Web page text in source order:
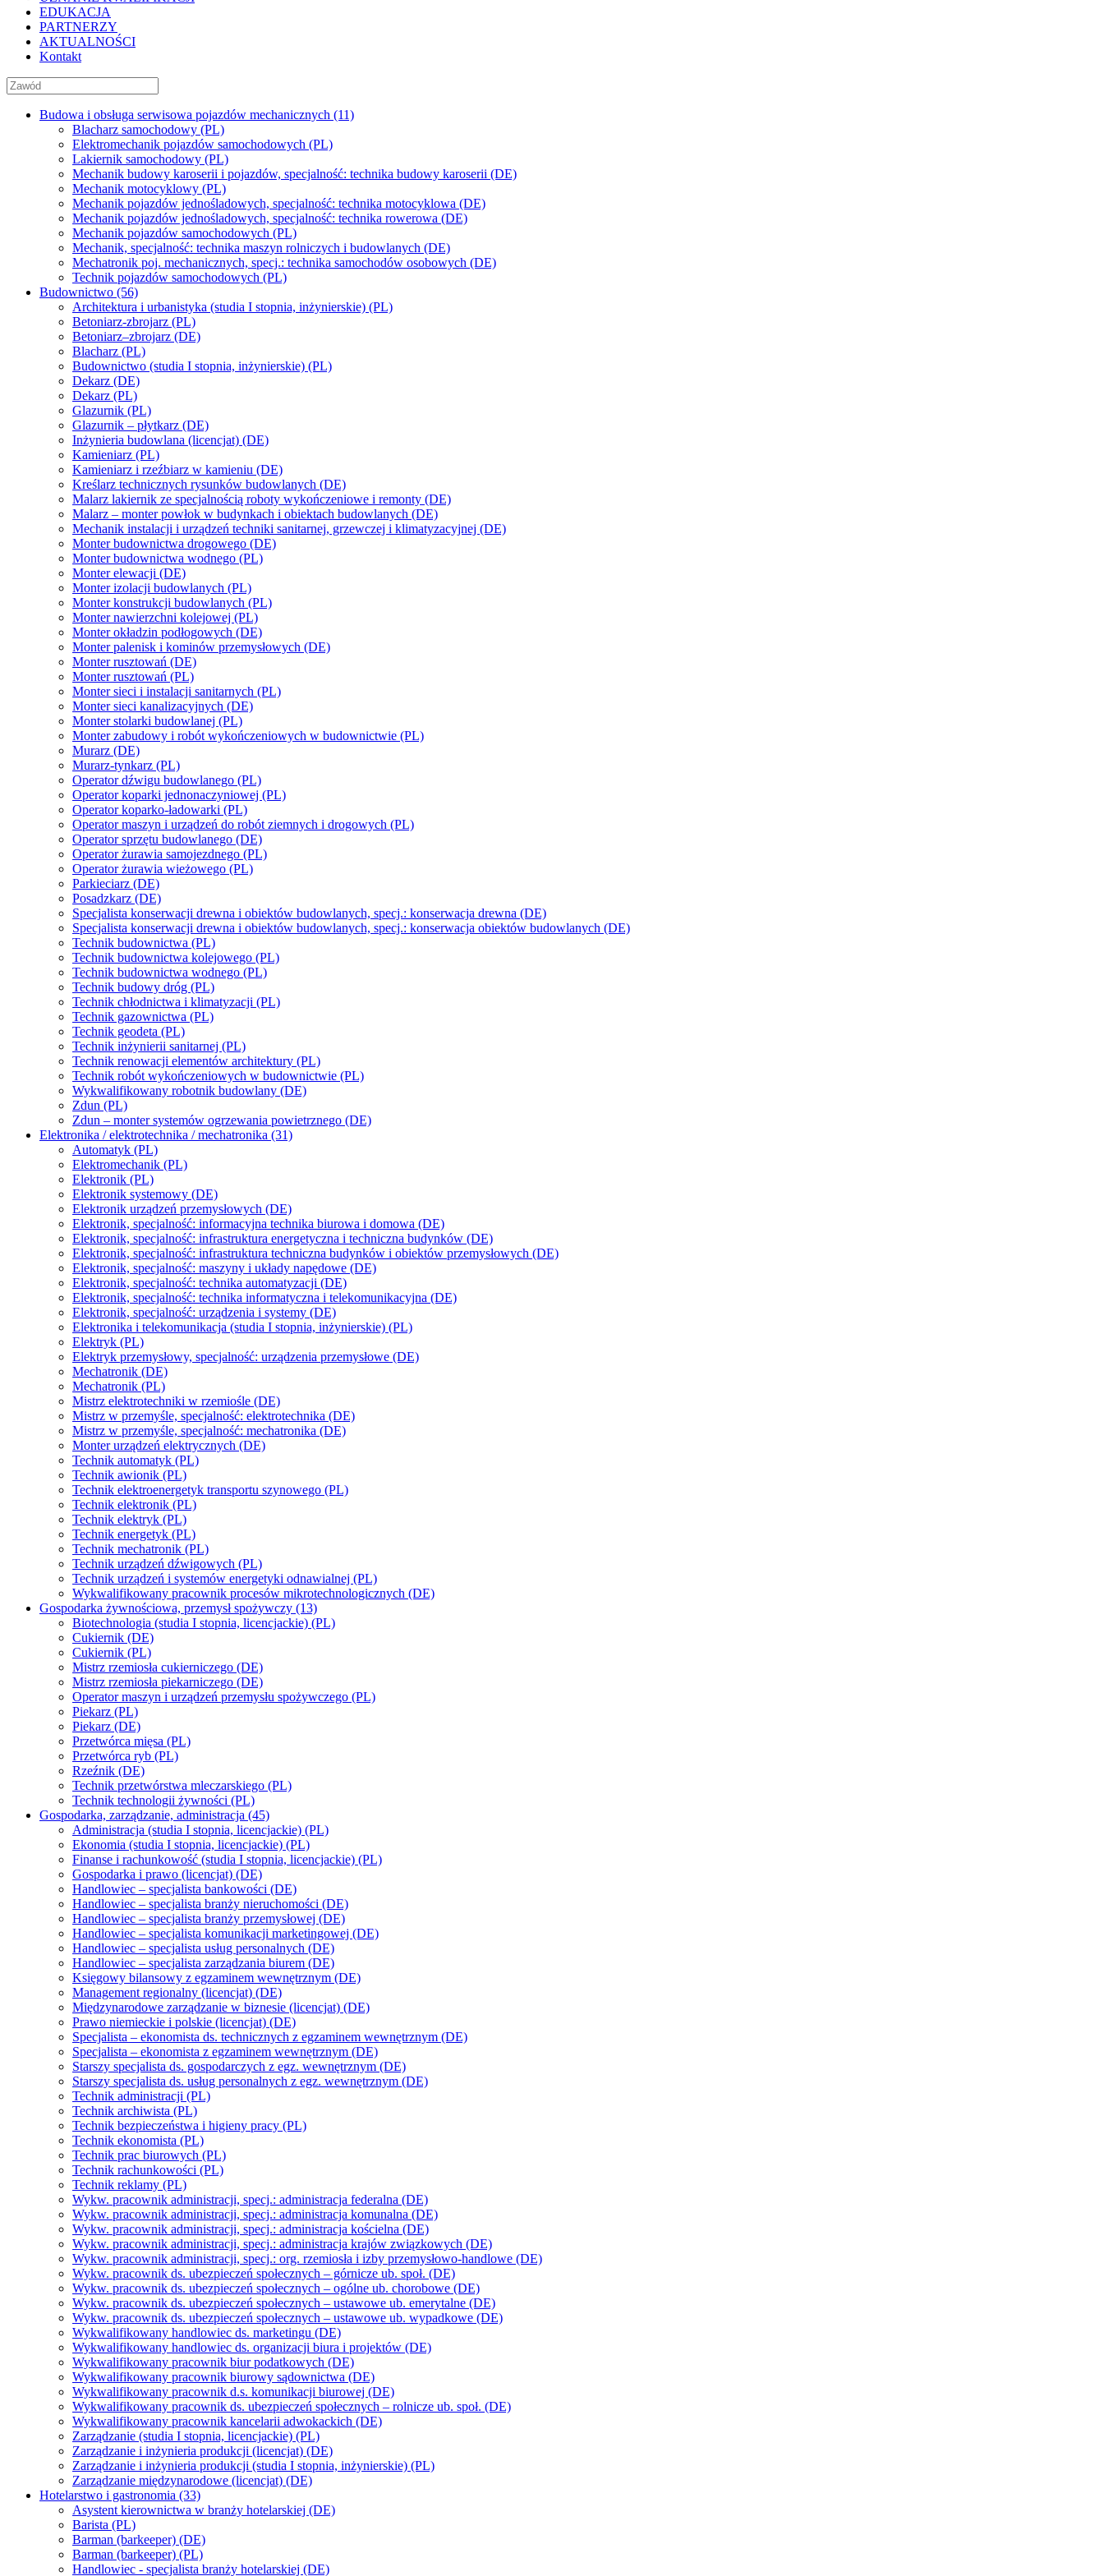
EDUKACJA
PARTNERZY
AKTUALNOŚCI
Kontakt
Budowa i obsługa serwisowa pojazdów mechanicznych (11)
Blacharz samochodowy (PL)
Elektromechanik pojazdów samochodowych (PL)
Lakiernik samochodowy (PL)
Mechanik budowy karoserii i pojazdów, specjalność: technika budowy karoserii (DE)
Mechanik motocyklowy (PL)
Mechanik pojazdów jednośladowych, specjalność: technika motocyklowa (DE)
Mechanik pojazdów jednośladowych, specjalność: technika rowerowa (DE)
Mechanik pojazdów samochodowych (PL)
Mechanik, specjalność: technika maszyn rolniczych i budowlanych (DE)
Mechatronik poj. mechanicznych, specj.: technika samochodów osobowych (DE)
Technik pojazdów samochodowych (PL)
Budownictwo (56)
Architektura i urbanistyka (studia I stopnia, inżynierskie) (PL)
Betoniarz-zbrojarz (PL)
Betoniarz–zbrojarz (DE)
Blacharz (PL)
Budownictwo (studia I stopnia, inżynierskie) (PL)
Dekarz (DE)
Dekarz (PL)
Glazurnik (PL)
Glazurnik – płytkarz (DE)
Inżynieria budowlana (licencjat) (DE)
Kamieniarz (PL)
Kamieniarz i rzeźbiarz w kamieniu (DE)
Kreślarz technicznych rysunków budowlanych (DE)
Malarz lakiernik ze specjalnością roboty wykończeniowe i remonty (DE)
Malarz – monter powłok w budynkach i obiektach budowlanych (DE)
Mechanik instalacji i urządzeń techniki sanitarnej, grzewczej i klimatyzacyjnej (DE)
Monter budownictwa drogowego (DE)
Monter budownictwa wodnego (PL)
Monter elewacji (DE)
Monter izolacji budowlanych (PL)
Monter konstrukcji budowlanych (PL)
Monter nawierzchni kolejowej (PL)
Monter okładzin podłogowych (DE)
Monter palenisk i kominów przemysłowych (DE)
Monter rusztowań (DE)
Monter rusztowań (PL)
Monter sieci i instalacji sanitarnych (PL)
Monter sieci kanalizacyjnych (DE)
Monter stolarki budowlanej (PL)
Monter zabudowy i robót wykończeniowych w budownictwie (PL)
Murarz (DE)
Murarz-tynkarz (PL)
Operator dźwigu budowlanego (PL)
Operator koparki jednonaczyniowej (PL)
Operator koparko-ładowarki (PL)
Operator maszyn i urządzeń do robót ziemnych i drogowych (PL)
Operator sprzętu budowlanego (DE)
Operator żurawia samojezdnego (PL)
Operator żurawia wieżowego (PL)
Parkieciarz (DE)
Posadzkarz (DE)
Specjalista konserwacji drewna i obiektów budowlanych, specj.: konserwacja drewna (DE)
Specjalista konserwacji drewna i obiektów budowlanych, specj.: konserwacja obiektów budowlanych (DE)
Technik budownictwa (PL)
Technik budownictwa kolejowego (PL)
Technik budownictwa wodnego (PL)
Technik budowy dróg (PL)
Technik chłodnictwa i klimatyzacji (PL)
Technik gazownictwa (PL)
Technik geodeta (PL)
Technik inżynierii sanitarnej (PL)
Technik renowacji elementów architektury (PL)
Technik robót wykończeniowych w budownictwie (PL)
Wykwalifikowany robotnik budowlany (DE)
Zdun (PL)
Zdun – monter systemów ogrzewania powietrznego (DE)
Elektronika / elektrotechnika / mechatronika (31)
Automatyk (PL)
Elektromechanik (PL)
Elektronik (PL)
Elektronik systemowy (DE)
Elektronik urządzeń przemysłowych (DE)
Elektronik, specjalność: informacyjna technika biurowa i domowa (DE)
Elektronik, specjalność: infrastruktura energetyczna i techniczna budynków (DE)
Elektronik, specjalność: infrastruktura techniczna budynków i obiektów przemysłowych (DE)
Elektronik, specjalność: maszyny i układy napędowe (DE)
Elektronik, specjalność: technika automatyzacji (DE)
Elektronik, specjalność: technika informatyczna i telekomunikacyjna (DE)
Elektronik, specjalność: urządzenia i systemy (DE)
Elektronika i telekomunikacja (studia I stopnia, inżynierskie) (PL)
Elektryk (PL)
Elektryk przemysłowy, specjalność: urządzenia przemysłowe (DE)
Mechatronik (DE)
Mechatronik (PL)
Mistrz elektrotechniki w rzemiośle (DE)
Mistrz w przemyśle, specjalność: elektrotechnika (DE)
Mistrz w przemyśle, specjalność: mechatronika (DE)
Monter urządzeń elektrycznych (DE)
Technik automatyk (PL)
Technik awionik (PL)
Technik elektroenergetyk transportu szynowego (PL)
Technik elektronik (PL)
Technik elektryk (PL)
Technik energetyk (PL)
Technik mechatronik (PL)
Technik urządzeń dźwigowych (PL)
Technik urządzeń i systemów energetyki odnawialnej (PL)
Wykwalifikowany pracownik procesów mikrotechnologicznych (DE)
Gospodarka żywnościowa, przemysł spożywczy (13)
Biotechnologia (studia I stopnia, licencjackie) (PL)
Cukiernik (DE)
Cukiernik (PL)
Mistrz rzemiosła cukierniczego (DE)
Mistrz rzemiosła piekarniczego (DE)
Operator maszyn i urządzeń przemysłu spożywczego (PL)
Piekarz (PL)
Piekarz (DE)
Przetwórca mięsa (PL)
Przetwórca ryb (PL)
Rzeźnik (DE)
Technik przetwórstwa mleczarskiego (PL)
Technik technologii żywności (PL)
Gospodarka, zarządzanie, administracja (45)
Administracja (studia I stopnia, licencjackie) (PL)
Ekonomia (studia I stopnia, licencjackie) (PL)
Finanse i rachunkowość (studia I stopnia, licencjackie) (PL)
Gospodarka i prawo (licencjat) (DE)
Handlowiec – specjalista bankowości (DE)
Handlowiec – specjalista branży nieruchomości (DE)
Handlowiec – specjalista branży przemysłowej (DE)
Handlowiec – specjalista komunikacji marketingowej (DE)
Handlowiec – specjalista usług personalnych (DE)
Handlowiec – specjalista zarządzania biurem (DE)
Księgowy bilansowy z egzaminem wewnętrznym (DE)
Management regionalny (licencjat) (DE)
Międzynarodowe zarządzanie w biznesie (licencjat) (DE)
Prawo niemieckie i polskie (licencjat) (DE)
Specjalista – ekonomista ds. technicznych z egzaminem wewnętrznym (DE)
Specjalista – ekonomista z egzaminem wewnętrznym (DE)
Starszy specjalista ds. gospodarczych z egz. wewnętrznym (DE)
Starszy specjalista ds. usług personalnych z egz. wewnętrznym (DE)
Technik administracji (PL)
Technik archiwista (PL)
Technik bezpieczeństwa i higieny pracy (PL)
Technik ekonomista (PL)
Technik prac biurowych (PL)
Technik rachunkowości (PL)
Technik reklamy (PL)
Wykw. pracownik administracji, specj.: administracja federalna (DE)
Wykw. pracownik administracji, specj.: administracja komunalna (DE)
Wykw. pracownik administracji, specj.: administracja kościelna (DE)
Wykw. pracownik administracji, specj.: administracja krajów związkowych (DE)
Wykw. pracownik administracji, specj.: org. rzemiosła i izby przemysłowo-handlowe (DE)
Wykw. pracownik ds. ubezpieczeń społecznych – górnicze ub. społ. (DE)
Wykw. pracownik ds. ubezpieczeń społecznych – ogólne ub. chorobowe (DE)
Wykw. pracownik ds. ubezpieczeń społecznych – ustawowe ub. emerytalne (DE)
Wykw. pracownik ds. ubezpieczeń społecznych – ustawowe ub. wypadkowe (DE)
Wykwalifikowany handlowiec ds. marketingu (DE)
Wykwalifikowany handlowiec ds. organizacji biura i projektów (DE)
Wykwalifikowany pracownik biur podatkowych (DE)
Wykwalifikowany pracownik biurowy sądownictwa (DE)
Wykwalifikowany pracownik d.s. komunikacji biurowej (DE)
Wykwalifikowany pracownik ds. ubezpieczeń społecznych – rolnicze ub. społ. (DE)
Wykwalifikowany pracownik kancelarii adwokackich (DE)
Zarządzanie (studia I stopnia, licencjackie) (PL)
Zarządzanie i inżynieria produkcji (licencjat) (DE)
Zarządzanie i inżynieria produkcji (studia I stopnia, inżynierskie) (PL)
Zarządzanie międzynarodowe (licencjat) (DE)
Hotelarstwo i gastronomia (33)
Asystent kierownictwa w branży hotelarskiej (DE)
Barista (PL)
Barman (barkeeper) (DE)
Barman (barkeeper) (PL)
Handlowiec - specjalista branży hotelarskiej (DE)